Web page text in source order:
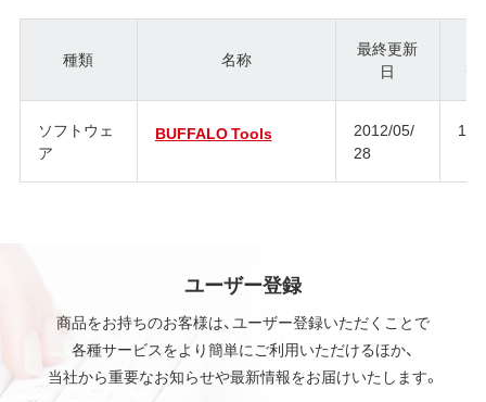
種類 名称
最終更新
日
ジ
ソフトウェ
ア
BUFFALO Tools
2012/05/
28
ユーザー登録
商品をお持ちのお客様は、ユーザー登録いただくことで
各種サービスをより簡単にご利用いただけるほか、
当社から重要なお知らせや最新情報をお届けいたします。